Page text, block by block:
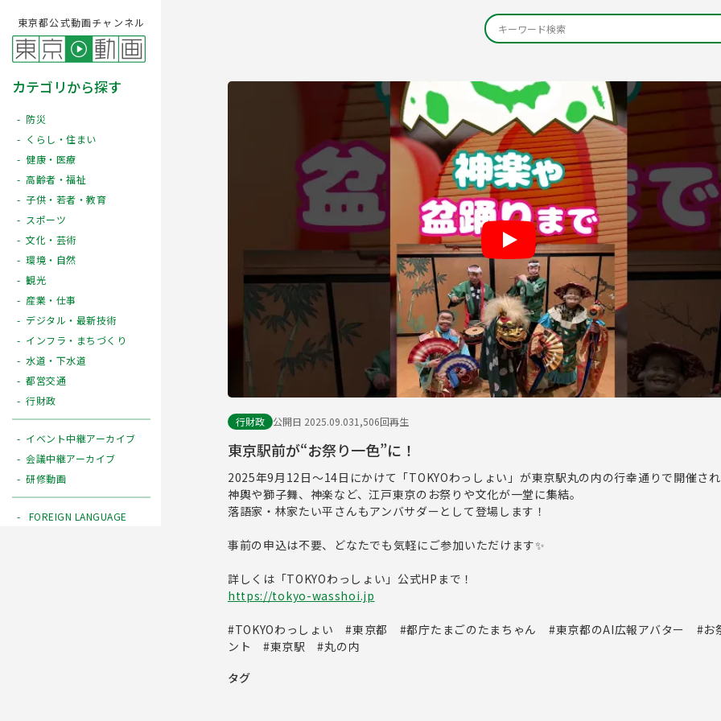
東京都公式動画チャンネル
カテゴリから探す
防災
くらし・住まい
健康・医療
高齢者・福祉
子供・若者・教育
スポーツ
文化・芸術
環境・自然
観光
産業・仕事
デジタル・最新技術
インフラ・まちづくり
水道・下水道
都営交通
行財政
イベント中継アーカイブ
会議中継アーカイブ
研修動画
FOREIGN LANGUAGE
行財政 公開日 2025.09.031,506回再生
東京駅前が“お祭り一色”に！
2025年9月12日〜14日にかけて「TOKYOわっしょい」が東京駅丸の内の行幸通りで開催さ
神輿や獅子舞、神楽など、江戸東京のお祭りや文化が一堂に集結。
落語家・林家たい平さんもアンバサダーとして登場します！
事前の申込は不要、どなたでも気軽にご参加いただけます✨
詳しくは「TOKYOわっしょい」公式HPまで！
https://tokyo-wasshoi.jp
#TOKYOわっしょい #東京都 #都庁たまごのたまちゃん #東京都のAI広報アバター #
ント #東京駅 #丸の内
タグ